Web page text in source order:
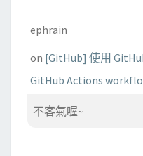
ephrain
on [GitHub] 使用
GitHub Actions
不客氣喔~